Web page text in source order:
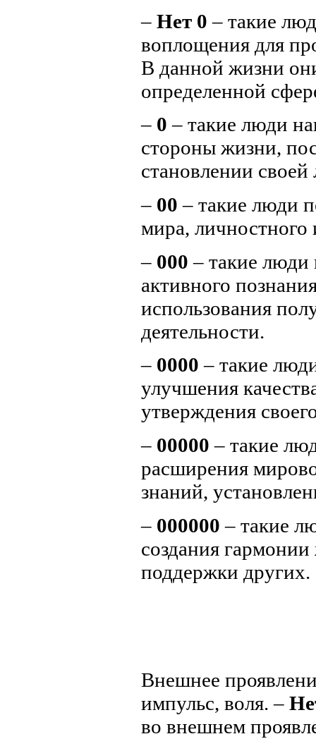
– Нет 0 – такие
воплощения для
В данной жизни
определенной
– 0 – такие люди
стороны жизни,
становлении
– 00 – такие люди
мира, личностного
– 000 – такие люди
активного
использования
деятельности.
– 0000 – такие
улучшения
утверждения
– 00000 – такие
расширения
знаний,
– 000000 – такие
создания
поддержки других.
Внешнее
импульс, воля. –
во внешнем